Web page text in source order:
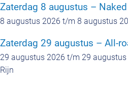
Zaterdag 8 augustus –
8 augustus 2026 t/m 8 augustus
Zaterdag 29 augustus – All-
29 augustus 2026 t/m 29
Rijn